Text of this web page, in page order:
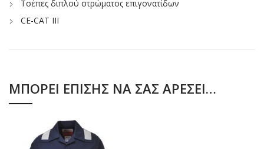
Τσέπες διπλού στρώματος επιγονατίδων
CE-CAT III
ΜΠΟΡΕΊ ΕΠΊΣΗΣ ΝΑ ΣΑΣ ΑΡΈΣΕΙ…